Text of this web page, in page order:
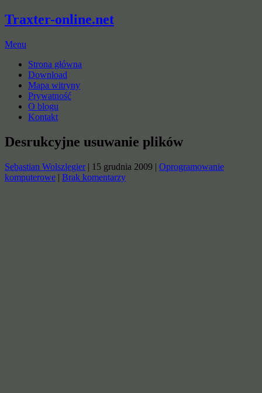
Traxter-online.net
Menu
Strona główna
Download
Mapa witryny
Prywatność
O blogu
Kontakt
Desrukcyjne usuwanie plików
Sebastian Wolszlegier| 15 grudnia 2009 | Oprogramowanie
komputerowe | Brak komentarzy